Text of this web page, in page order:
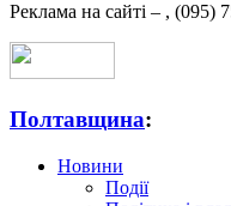
Реклама на сайті – , (095)
Полтавщина:
Новини
Події